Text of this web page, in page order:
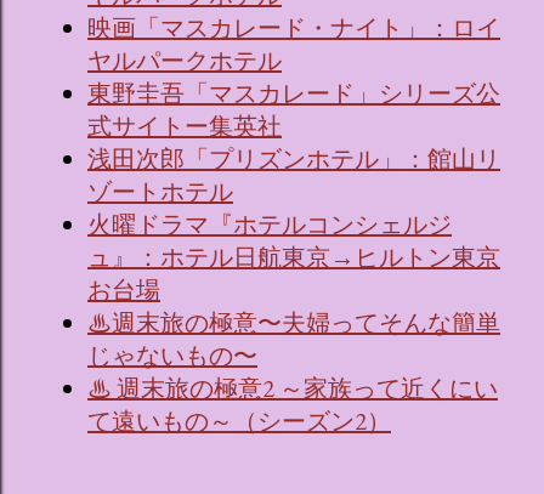
映画「マスカレード・ナイト」：ロイ
ヤルパークホテル
東野圭吾「マスカレード」シリーズ公
式サイトー集英社
浅田次郎「プリズンホテル」：館山リ
ゾートホテル
火曜ドラマ『ホテルコンシェルジ
ュ』：ホテル日航東京→ヒルトン東京
お台場
♨週末旅の極意〜夫婦ってそんな簡単
じゃないもの〜
♨ 週末旅の極意2 ～家族って近くにい
て遠いもの～（シーズン2）